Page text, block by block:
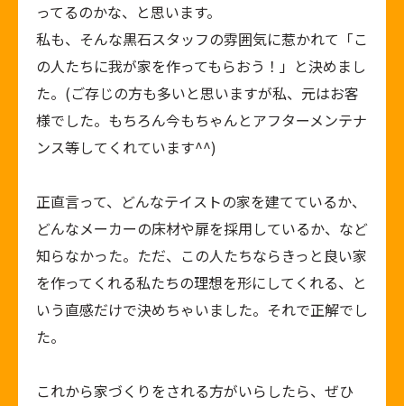
ってるのかな、と思います。
私も、そんな黒石スタッフの雰囲気に惹かれて「こ
の人たちに我が家を作ってもらおう！」と決めまし
た。(ご存じの方も多いと思いますが私、元はお客
様でした。もちろん今もちゃんとアフターメンテナ
ンス等してくれています^^)
正直言って、どんなテイストの家を建てているか、
どんなメーカーの床材や扉を採用しているか、など
知らなかった。ただ、この人たちならきっと良い家
を作ってくれる私たちの理想を形にしてくれる、と
いう直感だけで決めちゃいました。それで正解でし
た。
これから家づくりをされる方がいらしたら、ぜひ